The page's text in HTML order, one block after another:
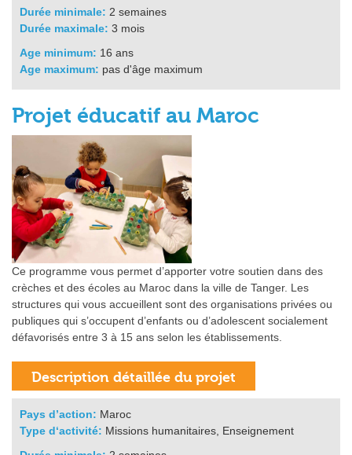
Durée minimale: 2 semaines
Durée maximale: 3 mois
Age minimum: 16 ans
Age maximum: pas d'âge maximum
Projet éducatif au Maroc
Ce programme vous permet d’apporter votre soutien dans des
crèches et des écoles au Maroc dans la ville de Tanger. Les
structures qui vous accueillent sont des organisations privées ou
publiques qui s’occupent d’enfants ou d’adolescent socialement
défavorisés entre 3 à 15 ans selon les établissements.
Pays d’action: Maroc
Type d‘activité: Missions humanitaires, Enseignement